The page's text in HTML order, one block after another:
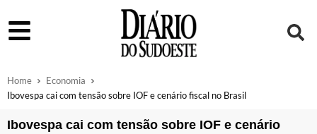
Home
Economia
Ibovespa cai com tensão sobre IOF e cenário fiscal no Brasil
Ibovespa cai com tensão sobre IOF e cenário